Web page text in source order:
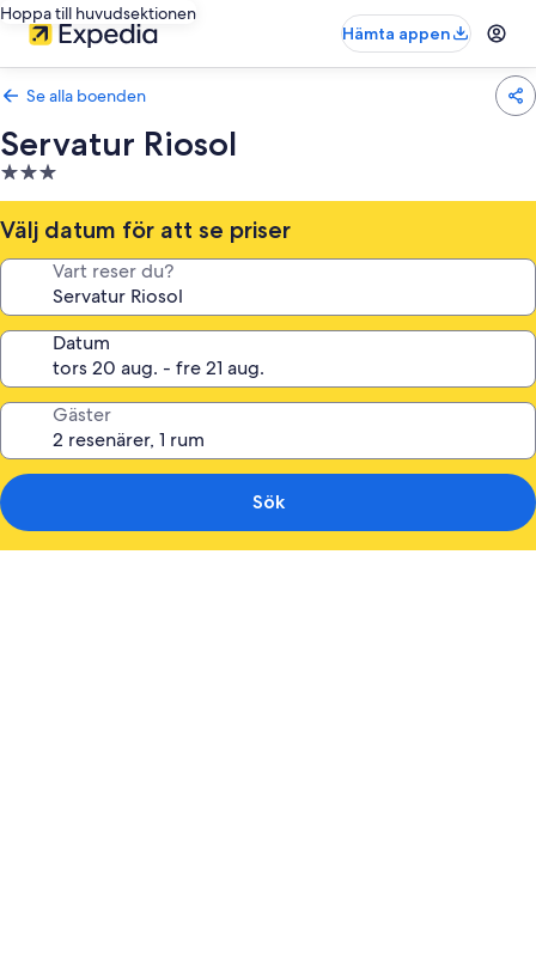
Hoppa till huvudsektionen
Hämta appen
Se alla boenden
Servatur Riosol
3.0-
stjärnigt
boende
Välj datum för att se priser
Vart reser du?
Datum
Gäster
Sök